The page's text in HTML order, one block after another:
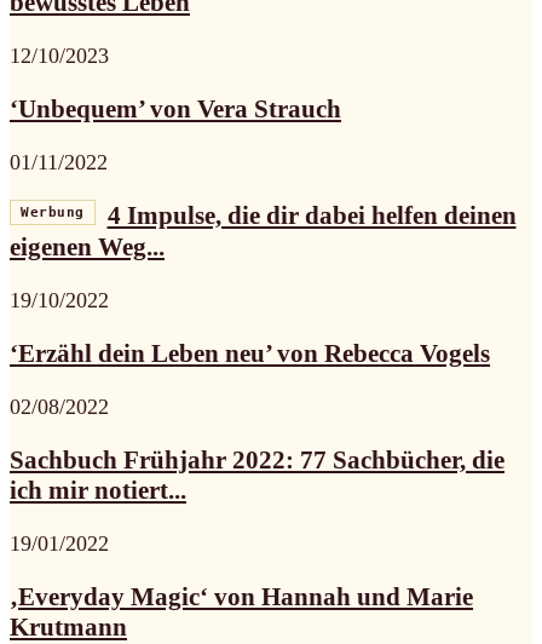
12/10/2023
‘Unbequem’ von Vera Strauch
01/11/2022
Werbung
4 Impulse, die dir dabei helfen deinen
eigenen Weg...
19/10/2022
‘Erzähl dein Leben neu’ von Rebecca Vogels
02/08/2022
Sachbuch Frühjahr 2022: 77 Sachbücher, die
ich mir notiert...
19/01/2022
‚Everyday Magic‘ von Hannah und Marie
Krutmann